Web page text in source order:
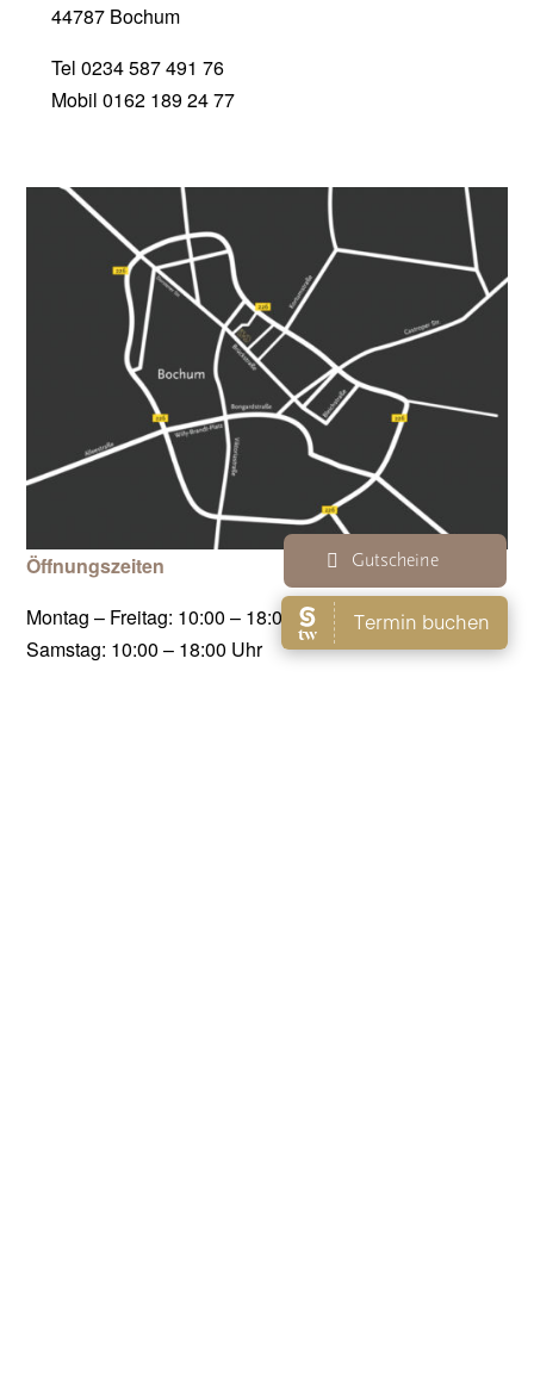
Gutscheine
44787 Bochum
Tel 0234 587 491 76
Mobil 0162 189 24 77
Öffnungszeiten
Montag – Freitag: 10:00 – 18:00 Uhr
Samstag: 10:00 – 18:00 Uhr